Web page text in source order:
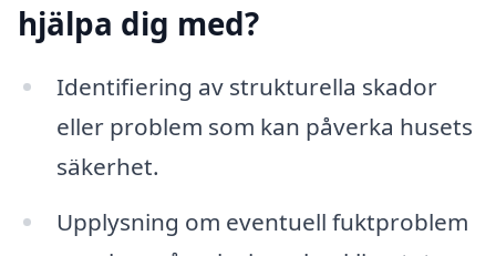
hjälpa dig med?
Identifiering av strukturella skador
eller problem som kan påverka husets
säkerhet.
Upplysning om eventuell fuktproblem